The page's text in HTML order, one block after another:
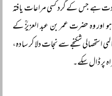
ہے جس کے گرد کسی مراعات یافتہ
اور وہ حضرت عمر بن عبد العزیزؒ کے
استحصالی شکنجے سے نجات دلا کر سادہ،
پر ڈال سکے۔